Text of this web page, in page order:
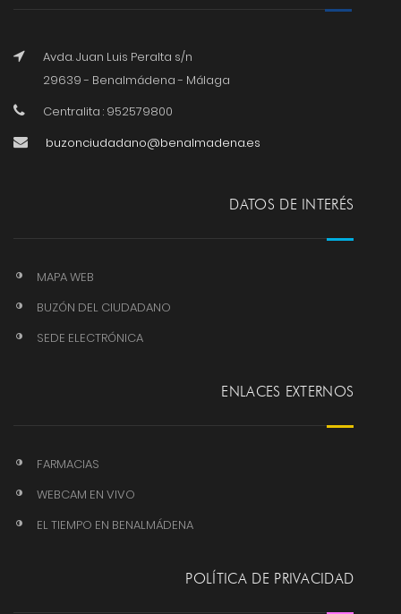
Avda. Juan Luis Peralta s/n
29639 - Benalmádena - Málaga
Centralita : 952579800
buzonciudadano@benalmadena.es
DATOS DE INTERÉS
MAPA WEB
BUZÓN DEL CIUDADANO
SEDE ELECTRÓNICA
ENLACES EXTERNOS
FARMACIAS
WEBCAM EN VIVO
EL TIEMPO EN BENALMÁDENA
POLÍTICA DE PRIVACIDAD